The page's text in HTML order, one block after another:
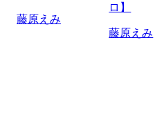
藤原えみ
ロ】
藤原えみ